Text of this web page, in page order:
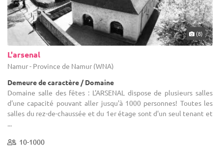
(8)
L'arsenal
Namur - Province de Namur (WNA)
Demeure de caractère / Domaine
Domaine salle des fêtes : L'ARSENAL dispose de plusieurs salles
d'une capacité pouvant aller jusqu'à 1000 personnes! Toutes les
salles du rez-de-chaussée et du 1er étage sont d'un seul tenant et
...
10-1000